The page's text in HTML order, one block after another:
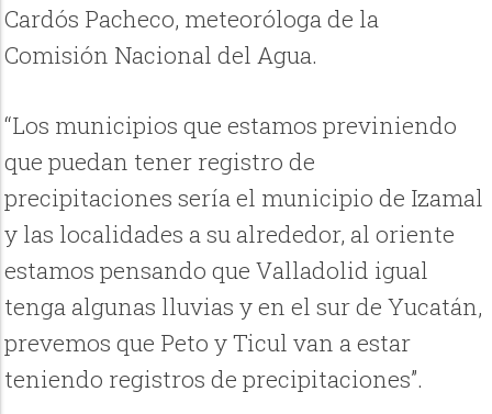
Cardós Pacheco, meteoróloga de la
Comisión Nacional del Agua.
“Los municipios que estamos previniendo
que puedan tener registro de
precipitaciones sería el municipio de Izamal
y las localidades a su alrededor, al oriente
estamos pensando que Valladolid igual
tenga algunas lluvias y en el sur de Yucatán,
prevemos que Peto y Ticul van a estar
teniendo registros de precipitaciones”.